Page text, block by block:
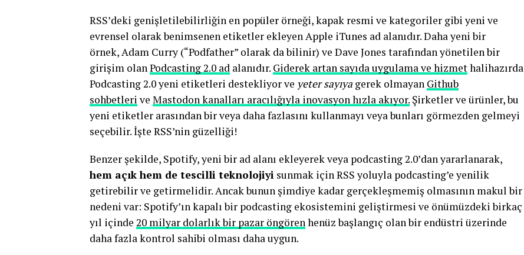
RSS’deki genişletilebilirliğin en popüler örneği, kapak resmi ve kategoriler gibi yeni ve
evrensel olarak benimsenen etiketler ekleyen Apple iTunes ad alanıdır. Daha yeni bir
örnek, Adam Curry (“Podfather” olarak da bilinir) ve Dave Jones tarafından yönetilen bir
girişim olanPodcasting 2.0 ad alanıdır. Giderek artan sayıda uygulama ve hizmethalihazırda
Podcasting 2.0 yeni etiketleri destekliyor ve yeter sayıya gerek olmayan Github
sohbetleri ve Mastodon kanalları aracılığıyla inovasyon hızla akıyor. Şirketler ve ürünler, bu
yeni etiketler arasından bir veya daha fazlasını kullanmayı veya bunları görmezden gelmeyi
seçebilir. İşte RSS’nin güzelliği!
Benzer şekilde, Spotify, yeni bir ad alanı ekleyerek veya podcasting 2.0’dan yararlanarak,
hem açık hem de tescilli teknolojiyi sunmak için RSS yoluyla podcasting’e yenilik
getirebilir ve getirmelidir.Ancak bunun şimdiye kadar gerçekleşmemiş olmasının makul bir
nedeni var: Spotify’ın kapalı bir podcasting ekosistemini geliştirmesi ve önümüzdeki birkaç
yıl içinde 20 milyar dolarlık bir pazar öngörenhenüz başlangıç olan bir endüstri üzerinde
daha fazla kontrol sahibi olması daha uygun.